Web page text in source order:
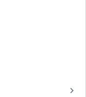
keyboard_arrow_right